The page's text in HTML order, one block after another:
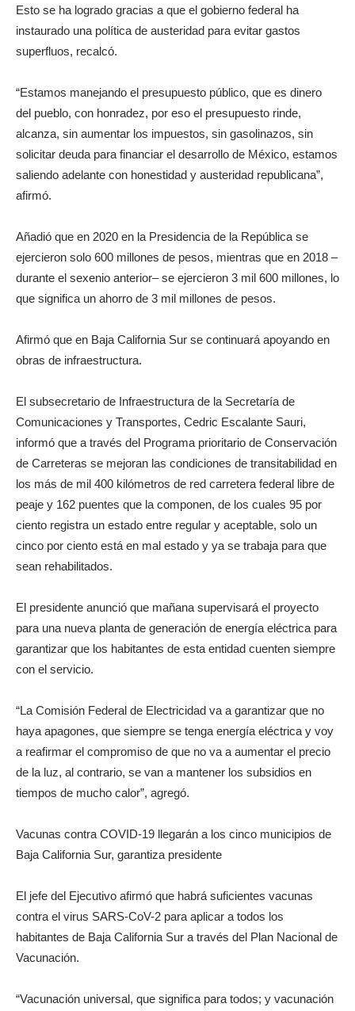
Esto se ha logrado gracias a que el gobierno federal ha
instaurado una política de austeridad para evitar gastos
superfluos, recalcó.
“Estamos manejando el presupuesto público, que es dinero
del pueblo, con honradez, por eso el presupuesto rinde,
alcanza, sin aumentar los impuestos, sin gasolinazos, sin
solicitar deuda para financiar el desarrollo de México, estamos
saliendo adelante con honestidad y austeridad republicana”,
afirmó.
Añadió que en 2020 en la Presidencia de la República se
ejercieron solo 600 millones de pesos, mientras que en 2018 –
durante el sexenio anterior– se ejercieron 3 mil 600 millones, lo
que significa un ahorro de 3 mil millones de pesos.
Afirmó que en Baja California Sur se continuará apoyando en
obras de infraestructura.
El subsecretario de Infraestructura de la Secretaría de
Comunicaciones y Transportes, Cedric Escalante Sauri,
informó que a través del Programa prioritario de Conservación
de Carreteras se mejoran las condiciones de transitabilidad en
los más de mil 400 kilómetros de red carretera federal libre de
peaje y 162 puentes que la componen, de los cuales 95 por
ciento registra un estado entre regular y aceptable, solo un
cinco por ciento está en mal estado y ya se trabaja para que
sean rehabilitados.
El presidente anunció que mañana supervisará el proyecto
para una nueva planta de generación de energía eléctrica para
garantizar que los habitantes de esta entidad cuenten siempre
con el servicio.
“La Comisión Federal de Electricidad va a garantizar que no
haya apagones, que siempre se tenga energía eléctrica y voy
a reafirmar el compromiso de que no va a aumentar el precio
de la luz, al contrario, se van a mantener los subsidios en
tiempos de mucho calor”, agregó.
Vacunas contra COVID-19 llegarán a los cinco municipios de
Baja California Sur, garantiza presidente
El jefe del Ejecutivo afirmó que habrá suficientes vacunas
contra el virus SARS-CoV-2 para aplicar a todos los
habitantes de Baja California Sur a través del Plan Nacional de
Vacunación.
“Vacunación universal, que significa para todos; y vacunación